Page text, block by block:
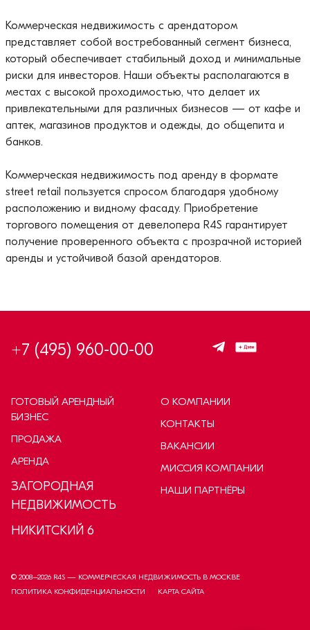
Коммерческая недвижимость с арендатором
представляет собой востребованный сегмент бизнеса,
который обеспечивает стабильный доход и минимальные
риски для инвесторов. Наши объекты располагаются в
местах с высокой проходимостью, что делает их
привлекательными для различных бизнесов — от кафе и
аптек, магазинов продуктов и одежды, до общепита и
банков.
Коммерческая недвижимость под аренду в формате
street retail пользуется спросом благодаря удобному
расположению и видному фасаду. Приобретение
торгового помещения от девелопера R4S гарантирует
получение проверенного объекта с прозрачной историей
аренды и устойчивой базой арендаторов.
+7 (495) 960-00-00
ГОТОВЫЙ АРЕНДНЫЙ
БИЗНЕС
ПРОДАЖА
АРЕНДА
ЗАГОРОДНАЯ
НЕДВИЖИМОСТЬ
НИКИТСКИЙ 6
О КОМПАНИИ
КОНТАКТЫ
ВАКАНСИИ
МИССИЯ КОМПАНИИ
НАШИ ПАРТНЁРЫ
© 2008–2026 R4S — КОММЕРЧЕСКАЯ НЕДВИЖИМОСТЬ В МОСКВЕ
ПОЛИТИКА КОНФИДЕНЦИАЛЬНОСТИ
КАРТА САЙТА